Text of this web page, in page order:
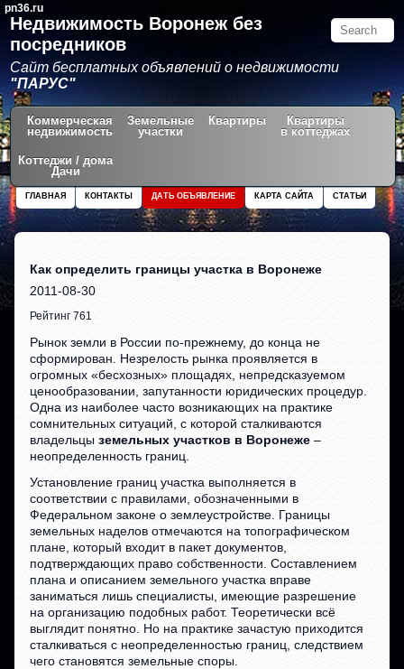
pn36.ru
Недвижимость Воронеж без
посредников
Сайт бесплатных объявлений о недвижимости
"ПАРУС"
Коммерческая
недвижимость
Земельные
участки
Квартиры
Квартиры
в коттеджах
Коттеджи / дома
Дачи
СТАТЬИ
КАРТА САЙТА
ДАТЬ ОБЪЯВЛЕНИЕ
КОНТАКТЫ
ГЛАВНАЯ
Как определить границы участка в Воронеже
2011-08-30
Рейтинг 761
Рынок земли в России по-прежнему, до конца не
сформирован. Незрелость рынка проявляется в
огромных «бесхозных» площадях, непредсказуемом
ценообразовании, запутанности юридических процедур.
Одна из наиболее часто возникающих на практике
сомнительных ситуаций, с которой сталкиваются
владельцыземельных участков в Воронеже –
неопределенность границ.
Установление границ участка выполняется в
соответствии с правилами, обозначенными в
Федеральном законе о землеустройстве. Границы
земельных наделов отмечаются на топографическом
плане, который входит в пакет документов,
подтверждающих право собственности. Составлением
плана и описанием земельного участка вправе
заниматься лишь специалисты, имеющие разрешение
на организацию подобных работ. Теоретически всё
выглядит понятно. Но на практике зачастую приходится
сталкиваться с неопределенностью границ, следствием
чего становятся земельные споры.